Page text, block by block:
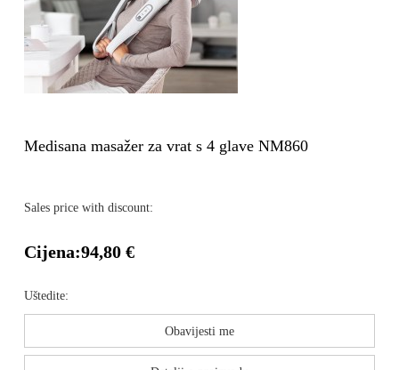
Medisana masažer za vrat s 4 glave NM860
Sales price with discount:
Cijena:94,80 €
Uštedite:
Obavijesti me